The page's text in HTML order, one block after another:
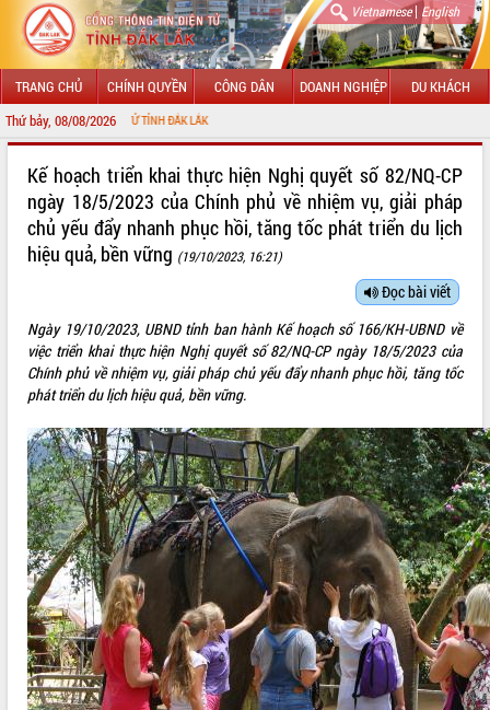
Vietnamese| English
TRANG CHỦ CHÍNH QUYỀN CÔNG DÂN DOANH NGHIỆP DU KHÁCH
Thứ bảy, 08/08/2026
TIN ĐIỆN TỬ TỈNH ĐẮK LẮK
LÃNH ĐẠO UBND TỈNH
TIN TỨC SỰ KIỆN
UBND CÁC XÃ, PHƯỜNG
THÔNG TIN CHỈ ĐẠO ĐIỀU HÀNH
HỆ THỐNG VĂN BẢN
VĂN BẢN HĐND TỈNH
ĐIỂM TIN VĂN BẢN
QUY HOẠCH - KẾ HOẠCH
Kế hoạch triển khai thực hiện Nghị quyết số 82/NQ-CP
ngày 18/5/2023 của Chính phủ về nhiệm vụ, giải pháp
chủ yếu đẩy nhanh phục hồi, tăng tốc phát triển du lịch
hiệu quả, bền vững (19/10/2023, 16:21)
Đọc bài viết
Ngày 19/10/2023, UBND tỉnh ban hành Kế hoạch số 166/KH-UBND về
việc triển khai thực hiện Nghị quyết số 82/NQ-CP ngày 18/5/2023 của
Chính phủ về nhiệm vụ, giải pháp chủ yếu đẩy nhanh phục hồi, tăng tốc
phát triển du lịch hiệu quả, bền vững.